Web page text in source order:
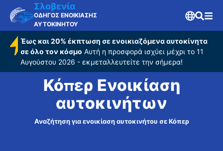
Σλοβενία
ΟΔΗΓΟΣ ΕΝΟΙΚΙΑΣΗΣ
ΑΥΤΟΚΙΝΗΤΟΥ
Έως και 20% έκπτωση σε ενοικιαζόμενα αυτοκίνητα
σε όλο τον κόσμο Αυτή η προσφορά ισχύει μέχρι το 11
Αυγούστου 2026 - εκμεταλλευτείτε την σήμερα!
Κόπερ Ενοικίαση
αυτοκινήτων
Αναζήτηση για ενοικίαση αυτοκινήτου σε Κόπερ